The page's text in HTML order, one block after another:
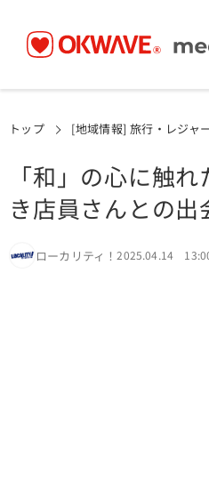
トップ [地域情報] 旅行・レジャ
「和」の心に触
き店員さんとの出
ローカリティ！2025.04.14